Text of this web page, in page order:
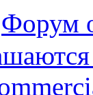
Форум